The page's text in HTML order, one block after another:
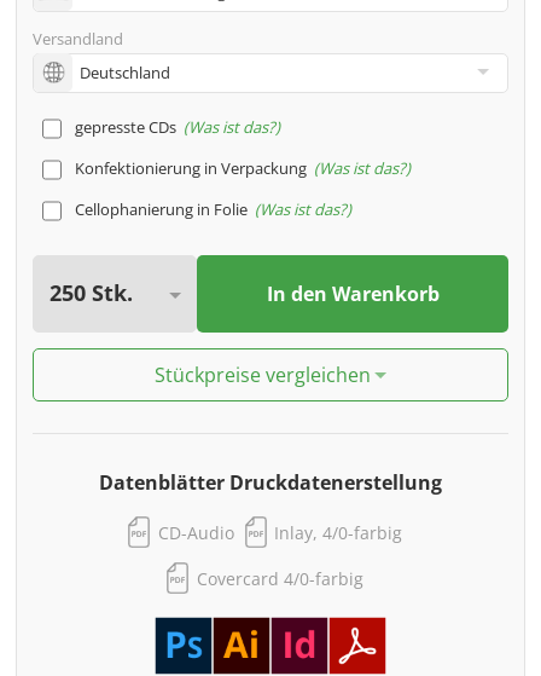
Versandland
gepresste CDs Was ist das?
Konfektionierung in Verpackung Was ist das?
Cellophanierung in Folie Was ist das?
In den Warenkorb
Stückpreise vergleichen
Datenblätter Druckdatenerstellung
CD-Audio Inlay, 4/0-farbig
Covercard 4/0-farbig